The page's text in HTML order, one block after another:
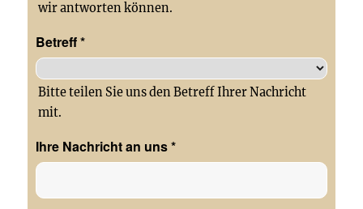
wir antworten können.
Betreff*
Bitte teilen Sie uns den Betreff Ihrer Nachricht
mit.
Ihre Nachricht an uns*